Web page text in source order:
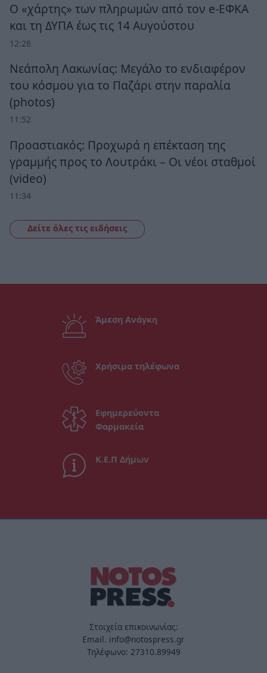
Ο «χάρτης» των πληρωμών από τον e-ΕΦΚΑ
και τη ΔΥΠΑ έως τις 14 Αυγούστου
12:28
Νεάπολη Λακωνίας: Μεγάλο το ενδιαφέρον
του κόσμου για το Παζάρι στην παραλία
(photos)
11:52
Προαστιακός: Προχωρά η επέκταση της
γραμμής προς το Λουτράκι – Οι νέοι σταθμοί
(video)
11:34
Δείτε όλες τις ειδήσεις
Άμεση Ανάγκη
Χρήσιμα τηλέφωνα
Εφημερεύοντα
Φαρμακεία
Κ.Ε.Π Δήμων
Στοιχεία επικοινωνίας:
Email. info@notospress.gr
Τηλέφωνο: 27310.89949